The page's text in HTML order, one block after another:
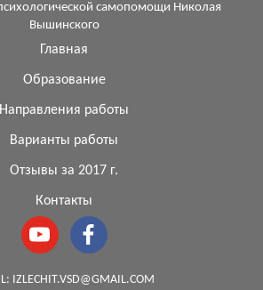
самопомощи Николая
Вышинского
Главная
Образование
Направления работы
Варианты работы
Отзывы за 2017 г.
Контакты
IZLECHIT.VSD@GMAIL.COM